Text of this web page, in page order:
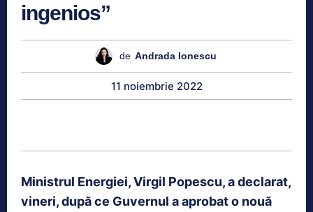
ingenios”
de Andrada Ionescu
11 noiembrie 2022
Ministrul Energiei, Virgil Popescu, a declarat,
vineri, după ce Guvernul a aprobat o nouă